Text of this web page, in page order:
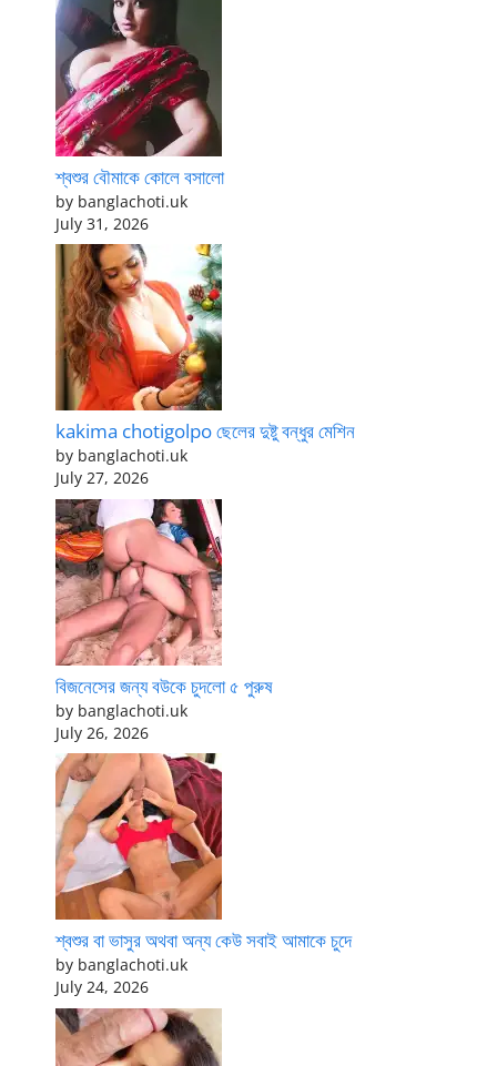
শ্বশুর বৌমাকে কোলে বসালো
by banglachoti.uk
July 31, 2026
kakima chotigolpo ছেলের দুষ্টু বন্ধুর মেশিন
by banglachoti.uk
July 27, 2026
বিজনেসের জন্য বউকে চুদলো ৫ পুরুষ
by banglachoti.uk
July 26, 2026
শ্বশুর বা ভাসুর অথবা অন্য কেউ সবাই আমাকে চুদে
by banglachoti.uk
July 24, 2026